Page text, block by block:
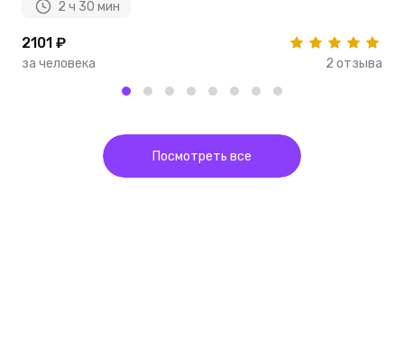
2 ч 30 мин
2101 ₽
за человека 2 отзыва
Посмотреть все